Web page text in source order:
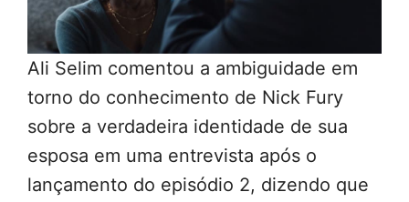
Ali Selim comentou a ambiguidade em
torno do conhecimento de Nick Fury
sobre a verdadeira identidade de sua
esposa em uma entrevista após o
lançamento do episódio 2, dizendo que